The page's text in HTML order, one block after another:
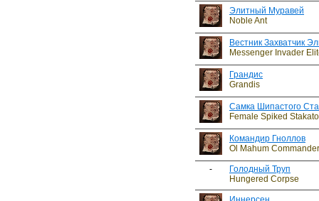
Элитный Муравей
Noble Ant
Вестник Захватчик
Messenger Invader
Грандис
Grandis
Самка Шипастого
Female Spiked Stakato
Командир Гноллов
Ol Mahum Commander
-
Голодный Труп
Hungered Corpse